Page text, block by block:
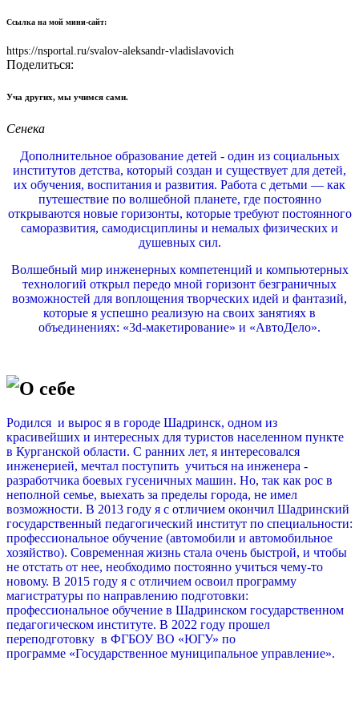
Ссылка на мой мини-сайт:
https://nsportal.ru/svalov-aleksandr-vladislavovich
Поделиться:
Уча других, мы учимся сами.
Сенека
Дополнительное образование детей - один из социальных
институтов детства, который создан и существует для детей,
их обучения, воспитания и развития. Работа с детьми — как
путешествие по волшебной планете, где постоянно
открываются новые горизонты, которые требуют постоянного
саморазвития, самодисциплины и немалых физических и
душевных сил.
Волшебный мир инженерных компетенций и компьютерных
технологий открыл передо мной горизонт безграничных
возможностей для воплощения творческих идей и фантазий,
которые я успешно реализую на своих занятиях в
объединениях: «3d-макетирование» и «АвтоДело».
О себе
Родился и вырос я в городе Шадринск, одном из
красивейших и интересных для туристов населенном пункте
в Курганской области. С ранних лет, я интересовался
инженерией, мечтал поступить учиться на инженера -
разработчика боевых гусеничных машин. Но, так как рос в
неполной семье, выехать за пределы города, не имел
возможности. В 2013 году я с отличием окончил Шадринский
государственный педагогический институт по специальности:
профессиональное обучение (автомобили и автомобильное
хозяйство). Современная жизнь стала очень быстрой, и чтобы
не отстать от нее, необходимо постоянно учиться чему-то
новому. В 2015 году я с отличием освоил программу
магистратуры по направлению подготовки:
профессиональное обучение в Шадринском государственном
педагогическом институте. В 2022 году прошел
переподготовку в ФГБОУ ВО «ЮГУ» по
программе «Государственное муниципальное управление».